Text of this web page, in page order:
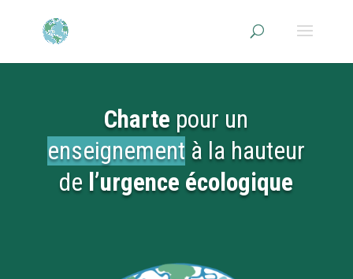
Charte pour un
enseignement à la hauteur
de l’urgence écologique